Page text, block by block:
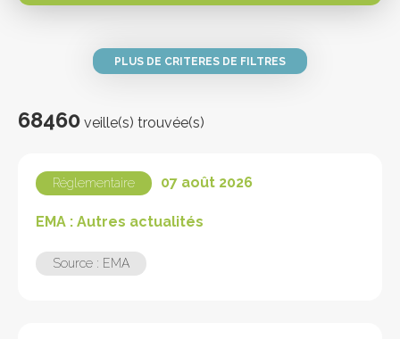
PLUS DE CRITERES DE FILTRES
68460 veille(s) trouvée(s)
EMA : Autres actualités
Réglementaire 07 août 2026
Source : EMA